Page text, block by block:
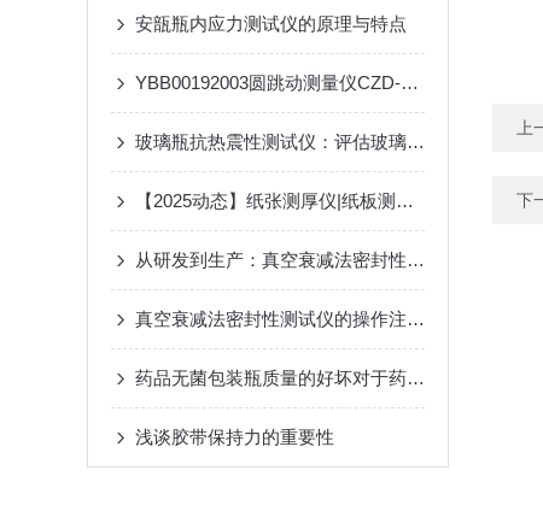
安瓿瓶内应力测试仪的原理与特点
YBB00192003圆跳动测量仪CZD-80：守护安瓿瓶质量，筑牢药品安全防线
玻璃瓶抗热震性测试仪：评估玻璃容器的重要工具
【2025动态】纸张测厚仪|纸板测厚仪哪家好，供应商|制造商|生产企业推荐
从研发到生产：真空衰减法密封性测试仪在全过程质量控制中的应用
真空衰减法密封性测试仪的操作注意事项
药品无菌包装瓶质量的好坏对于药品安全与否具有重要的意义
浅谈胶带保持力的重要性
上
下